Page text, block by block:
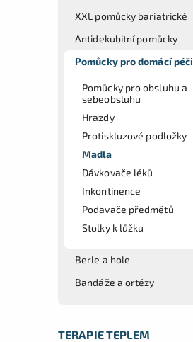
XXL pomůcky bariatrické
Antidekubitní pomůcky
Pomůcky pro domácí péči
Pomůcky pro obsluhu a
sebeobsluhu
Hrazdy
Protiskluzové podložky
Madla
Dávkovače léků
Inkontinence
Podavače předmětů
Stolky k lůžku
Berle a hole
Bandáže a ortézy
TERAPIE TEPLEM